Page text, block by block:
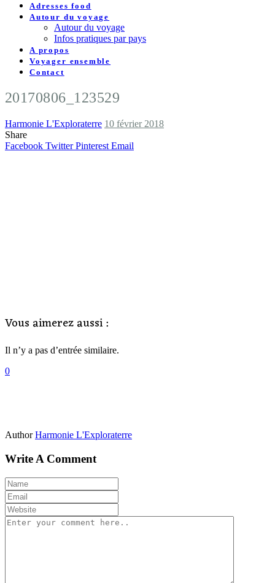
Adresses food
Autour du voyage
Autour du voyage
Infos pratiques par pays
A propos
Voyager ensemble
Contact
20170806_123529
Harmonie L'Exploraterre 10 février 2018
Share
Facebook Twitter Pinterest Email
Vous aimerez aussi :
Il n’y a pas d’entrée similaire.
0
Author Harmonie L'Exploraterre
Write A Comment